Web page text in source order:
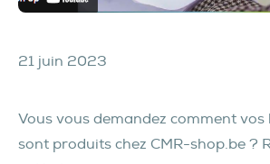
21 juin 2023
Vous vous demandez comment vos
sont produits chez CMR-shop.be ?